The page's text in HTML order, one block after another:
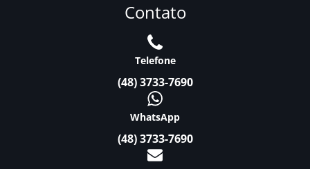
Contato
Telefone
(48) 3733-7690
WhatsApp
(48) 3733-7690